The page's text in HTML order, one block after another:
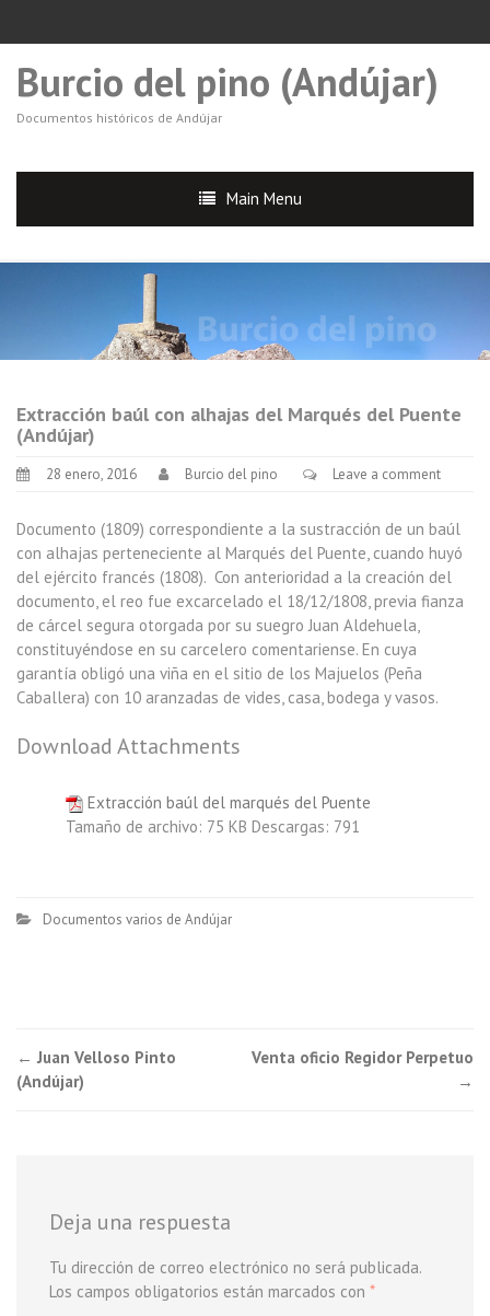
Burcio del pino (Andújar)
Documentos históricos de Andújar
Main Menu
Extracción baúl con alhajas del Marqués del Puente
(Andújar)
28 enero, 2016 Burcio del pino Leave a comment
Documento (1809) correspondiente a la sustracción de un baúl
con alhajas perteneciente al Marqués del Puente, cuando huyó
del ejército francés (1808). Con anterioridad a la creación del
documento, el reo fue excarcelado el 18/12/1808, previa fianza
de cárcel segura otorgada por su suegro Juan Aldehuela,
constituyéndose en su carcelero comentariense. En cuya
garantía obligó una viña en el sitio de los Majuelos (Peña
Caballera) con 10 aranzadas de vides, casa, bodega y vasos.
Download Attachments
Extracción baúl del marqués del Puente
Tamaño de archivo: 75 KB Descargas: 791
Documentos varios de Andújar
Post navigation
← Juan Velloso Pinto
(Andújar)
Venta oficio Regidor Perpetuo
→
Deja una respuesta
Tu dirección de correo electrónico no será publicada.
Los campos obligatorios están marcados con *